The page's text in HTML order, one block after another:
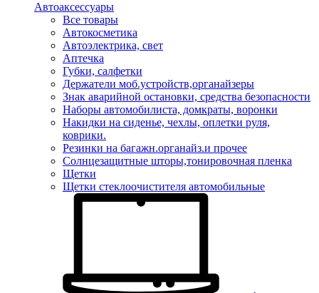
Автоаксессуары
Все товары
Автокосметика
Автоэлектрика, свет
Аптечка
Губки, салфетки
Держатели моб.устройств,органайзеры
Знак аварийной остановки, средства безопасности
Наборы автомобилиста, домкраты, воронки
Накидки на сиденье, чехлы, оплетки руля,
коврики.
Резинки на багажн.органайз.и прочее
Солнцезащитные шторы,тонировочная пленка
Щетки
Щетки стеклоочистителя автомобильные